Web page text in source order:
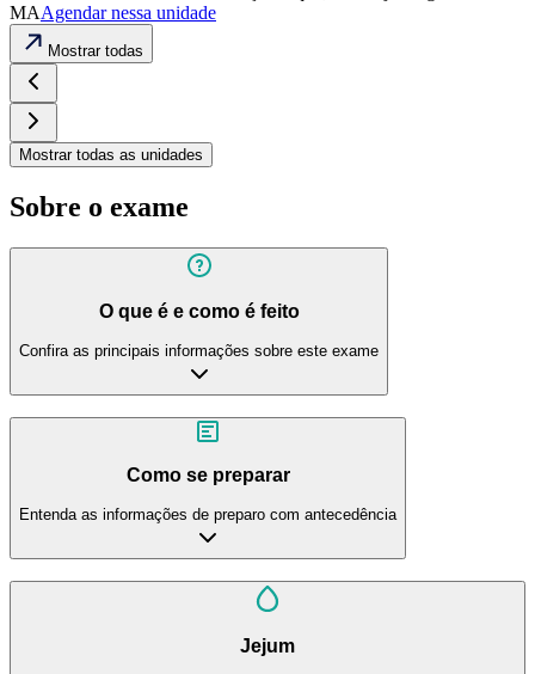
MAAgendar nessa unidade
Mostrar todas
Mostrar todas as unidades
Sobre o exame
O que é e como é feito
Confira as principais informações sobre este exame
Como se preparar
Entenda as informações de preparo com antecedência
Jejum